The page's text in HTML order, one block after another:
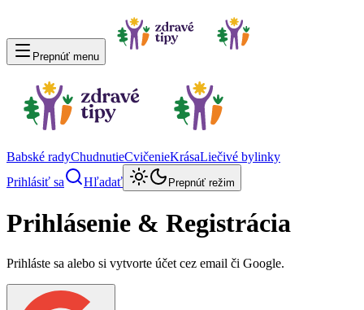
Prepnúť menu
Babské radyChudnutieCvičenieKrásaLiečivé bylinky
Prihlásiť sa
Hľadať Prepnúť režim
Prihlásenie & Registrácia
Prihláste sa alebo si vytvorte účet cez email či Google.